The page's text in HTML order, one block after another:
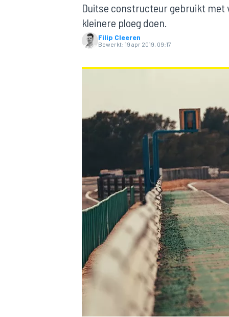
MOTOGP
INDYCAR
Duitse constructeur gebruikt met
kleinere ploeg doen.
Filip Cleeren
Bewerkt: 19 apr 2019, 09:17